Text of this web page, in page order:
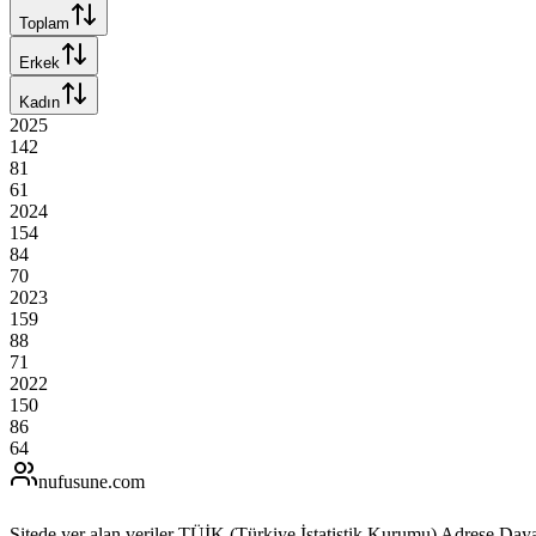
Toplam
Erkek
Kadın
2025
142
81
61
2024
154
84
70
2023
159
88
71
2022
150
86
64
nufusune.com